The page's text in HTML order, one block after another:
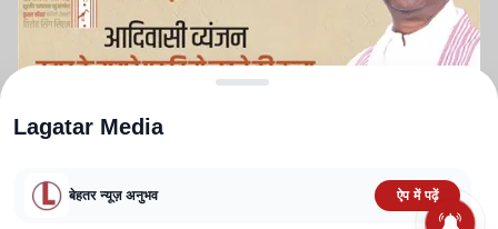
Lagatar Media
बेहतर न्यूज़ अनुभव ऐप में पढ़ें